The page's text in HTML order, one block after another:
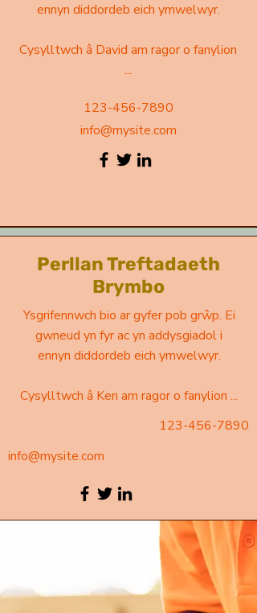
ennyn diddordeb eich ymwelwyr.
Cysylltwch â David am ragor o fanylion
...
123-456-7890
info@mysite.com
Perllan Treftadaeth
Brymbo
Ysgrifennwch bio ar gyfer pob grŵp. Ei
gwneud yn fyr ac yn addysgiadol i
ennyn diddordeb eich ymwelwyr.
Cysylltwch â Ken am ragor o fanylion ...
123-456-7890
info@mysite.com